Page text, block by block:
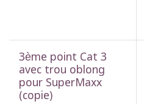
3ème point Cat 3
avec trou oblong
pour SuperMaxx
(copie)